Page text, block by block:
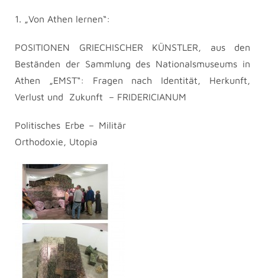
1. „Von Athen lernen“:
POSITIONEN GRIECHISCHER KÜNSTLER, aus den
Beständen der Sammlung des Nationalsmuseums in
Athen „EMST“: Fragen nach Identität, Herkunft,
Verlust und Zukunft – FRIDERICIANUM
Politisches Erbe – Militär
Orthodoxie, Utopia